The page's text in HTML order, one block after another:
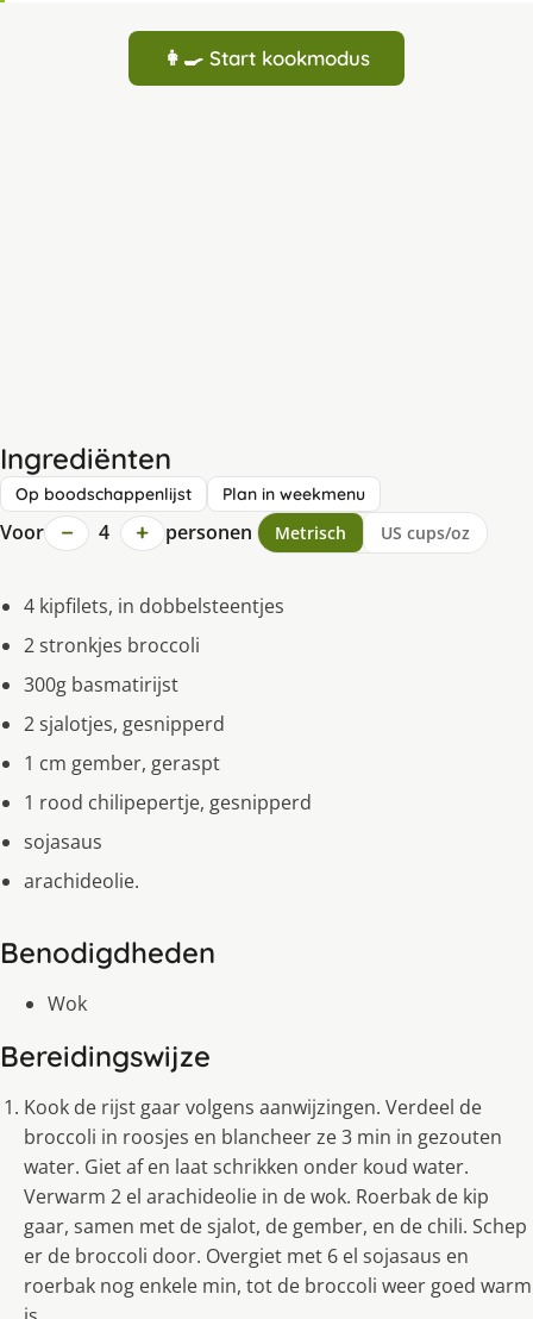
👩‍🍳 Start kookmodus
Ingrediënten
Op boodschappenlijst Plan in weekmenu
Voor − 4 + personen Metrisch US cups/oz
4 kipfilets, in dobbelsteentjes
2 stronkjes broccoli
300g basmatirijst
2 sjalotjes, gesnipperd
1 cm gember, geraspt
1 rood chilipepertje, gesnipperd
sojasaus
arachideolie.
Benodigdheden
Wok
Bereidingswijze
Kook de rijst gaar volgens aanwijzingen. Verdeel de
broccoli in roosjes en blancheer ze 3 min in gezouten
water. Giet af en laat schrikken onder koud water.
Verwarm 2 el arachideolie in de wok. Roerbak de kip
gaar, samen met de sjalot, de gember, en de chili. Schep
er de broccoli door. Overgiet met 6 el sojasaus en
roerbak nog enkele min, tot de broccoli weer goed warm